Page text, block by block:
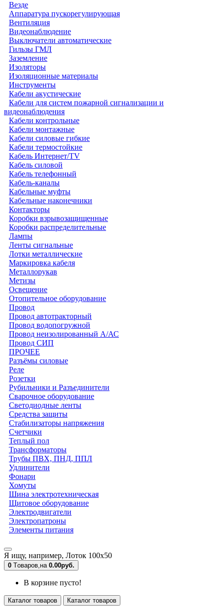
Везде
Аппаратура пускорегулирующая
Вентиляция
Видеонаблюдение
Выключатели автоматические
Гильзы ГМЛ
Заземление
Изоляторы
Изоляционные материалы
Инструменты
Кабели акустические
Кабели для систем пожарной сигнализации и
видеонаблюдения
Кабели контрольные
Кабели монтажные
Кабели силовые гибкие
Кабели термостойкие
Кабель Интернет/TV
Кабель силовой
Кабель телефонный
Кабель-каналы
Кабельные муфты
Кабельные наконечники
Контакторы
Коробки взрывозащищенные
Коробки распределительные
Лампы
Ленты сигнальные
Лотки металлические
Маркировка кабеля
Металлорукав
Метизы
Освещение
Отопительное оборудование
Провод
Провод автотракторный
Провод водопогружной
Провод неизолированный А/АС
Провод СИП
ПРОЧЕЕ
Разъёмы силовые
Реле
Розетки
Рубильники и Разъединители
Сварочное оборудование
Светодиодные ленты
Средства защиты
Стабилизаторы напряжения
Счетчики
Теплый пол
Трансформаторы
Трубы ПВХ, ПНД, ППЛ
Удлинители
Фонари
Хомуты
Шина электротехническая
Щитовое оборудование
Электродвигатели
Электропатроны
Элементы питания
Я ищу, например, Лоток 100х50
0 Tоваров,на 0.00руб.
В корзине пусто!
Каталог товаров Каталог товаров